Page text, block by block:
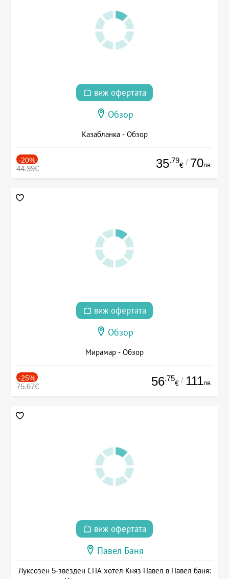
виж офертата
Обзор
Казабланка - Обзор
-20%
44.99€ 35.79
€ / 70лв.
виж офертата
Обзор
Мирамар - Обзор
-25%
75.67€ 56.75
€ / 111лв.
виж офертата
Павел Баня
Луксозен 5-звезден СПА хотел Княз Павел в Павел баня: